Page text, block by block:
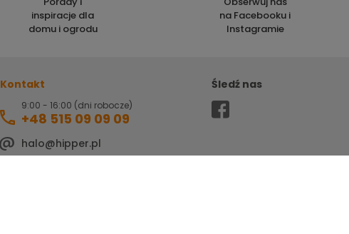
inspiracje dla
domu i ogrodu
na Facebooku i
Instagramie
Kontakt
9:00 - 16:00 (dni robocze)
+48 515 09 09 09
halo@hipper.pl
Śledź nas